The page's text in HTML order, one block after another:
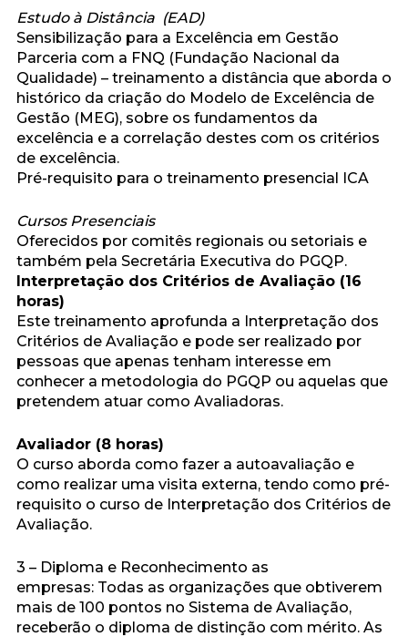
Estudo à Distância (EAD)
Sensibilização para a Excelência em Gestão
Parceria com a FNQ (Fundação Nacional da
Qualidade) – treinamento a distância que aborda o
histórico da criação do Modelo de Excelência de
Gestão (MEG), sobre os fundamentos da
excelência e a correlação destes com os critérios
de excelência.
Pré-requisito para o treinamento presencial ICA
Cursos Presenciais
Oferecidos por comitês regionais ou setoriais e
também pela Secretária Executiva do PGQP.
Interpretação dos Critérios de Avaliação (16
horas)
Este treinamento aprofunda a Interpretação dos
Critérios de Avaliação e pode ser realizado por
pessoas que apenas tenham interesse em
conhecer a metodologia do PGQP ou aquelas que
pretendem atuar como Avaliadoras.
Avaliador (8 horas)
O curso aborda como fazer a autoavaliação e
como realizar uma visita externa, tendo como pré-
requisito o curso de Interpretação dos Critérios de
Avaliação.
3 – Diploma e Reconhecimento as
empresas: Todas as organizações que obtiverem
mais de 100 pontos no Sistema de Avaliação,
receberão o diploma de distinção com mérito. As